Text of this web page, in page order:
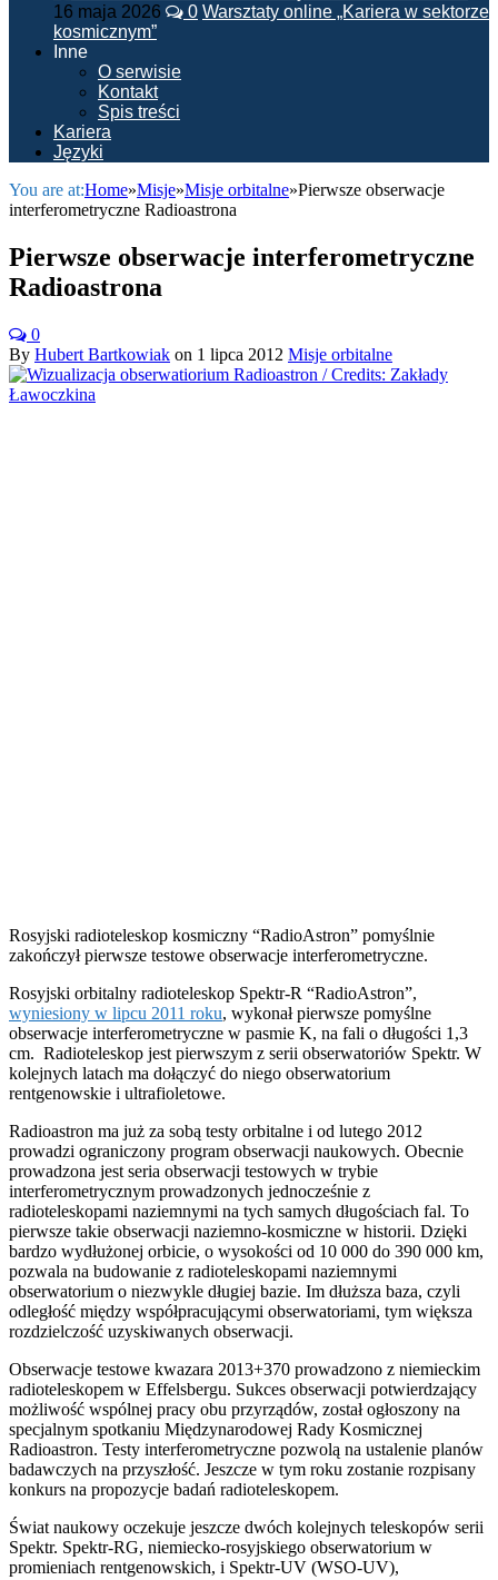
16 maja 2026 0 Warsztaty online „Kariera w sektorze
kosmicznym”
Inne
O serwisie
Kontakt
Spis treści
Kariera
Języki
You are at:Home»Misje»Misje orbitalne»Pierwsze obserwacje
interferometryczne Radioastrona
Pierwsze obserwacje interferometryczne
Radioastrona
0
By Hubert Bartkowiak on 1 lipca 2012 Misje orbitalne
Rosyjski radioteleskop kosmiczny “RadioAstron” pomyślnie
zakończył pierwsze testowe obserwacje interferometryczne.
Rosyjski orbitalny radioteleskop Spektr-R “RadioAstron”,
wyniesiony w lipcu 2011 roku, wykonał pierwsze pomyślne
obserwacje interferometryczne w pasmie K, na fali o długości 1,3
cm. Radioteleskop jest pierwszym z serii obserwatoriów Spektr. W
kolejnych latach ma dołączyć do niego obserwatorium
rentgenowskie i ultrafioletowe.
Radioastron ma już za sobą testy orbitalne i od lutego 2012
prowadzi ograniczony program obserwacji naukowych. Obecnie
prowadzona jest seria obserwacji testowych w trybie
interferometrycznym prowadzonych jednocześnie z
radioteleskopami naziemnymi na tych samych długościach fal. To
pierwsze takie obserwacji naziemno-kosmiczne w historii. Dzięki
bardzo wydłużonej orbicie, o wysokości od 10 000 do 390 000 km,
pozwala na budowanie z radioteleskopami naziemnymi
obserwatorium o niezwykle długiej bazie. Im dłuższa baza, czyli
odległość między współpracującymi obserwatoriami, tym większa
rozdzielczość uzyskiwanych obserwacji.
Obserwacje testowe kwazara 2013+370 prowadzono z niemieckim
radioteleskopem w Effelsbergu. Sukces obserwacji potwierdzający
możliwość wspólnej pracy obu przyrządów, został ogłoszony na
specjalnym spotkaniu Międzynarodowej Rady Kosmicznej
Radioastron. Testy interferometryczne pozwolą na ustalenie planów
badawczych na przyszłość. Jeszcze w tym roku zostanie rozpisany
konkurs na propozycje badań radioteleskopem.
Świat naukowy oczekuje jeszcze dwóch kolejnych teleskopów serii
Spektr. Spektr-RG, niemiecko-rosyjskiego obserwatorium w
promieniach rentgenowskich, i Spektr-UV (WSO-UV),